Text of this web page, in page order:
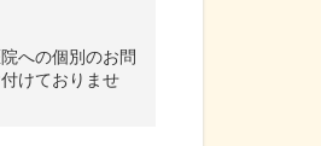
への個別のお問
けておりませ